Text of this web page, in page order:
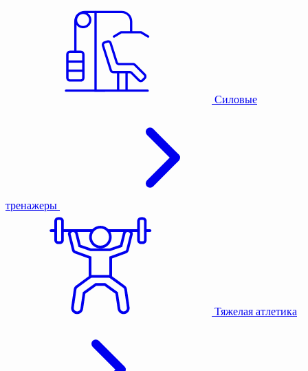
Силовые
тренажеры
Тяжелая атлетика